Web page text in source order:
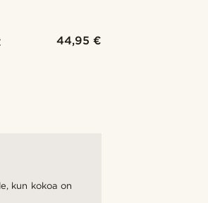
44,95 €
kun kokoa on